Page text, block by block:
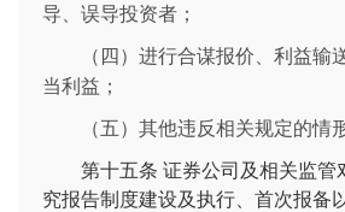
导、误导投资者；
（四）进行合谋报价、利益输
当利益；
（五）其他违反相关规定的情形
第十五条 证券公司及相关监管
究报告制度建设及执行、首次报备